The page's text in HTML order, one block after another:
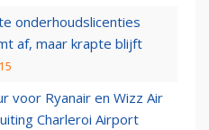
onderhoudslicenties
af, maar krapte blijft
voor Ryanair en Wizz Air
Charleroi Airport